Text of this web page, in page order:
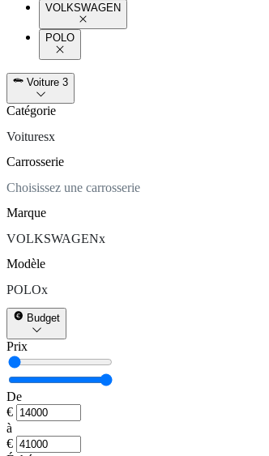
VOLKSWAGEN
POLO
Voiture 3
Catégorie
Voituresx
Carrosserie
Choisissez une carrosserie
Marque
VOLKSWAGENx
Modèle
POLOx
Budget
Prix
De
€
à
€